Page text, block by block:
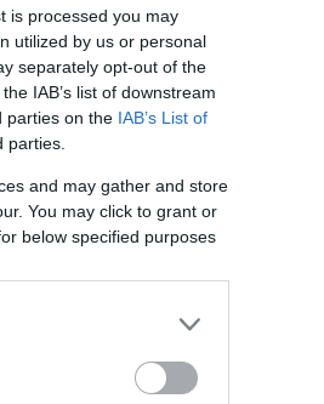
is processed you may
utilized by us or personal
separately opt-out of the
IAB’s list of downstream
parties on the IAB’s List of
parties.
and may gather and store
You may click to grant or
below specified purposes